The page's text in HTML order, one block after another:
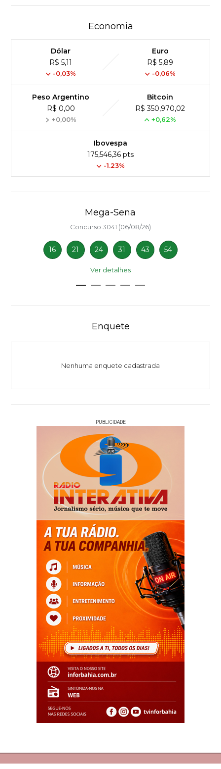
Economia
Dólar
R$ 5,11
-0,03%
Euro
R$ 5,89
-0,06%
Peso Argentino
R$ 0,00
+0,00%
Bitcoin
R$ 350,970,02
+0,62%
Ibovespa
175,546,36 pts
-1.23%
Mega-Sena
Concurso 3041 (06/08/26)
16 21 24 31 43 54
Ver detalhes
Enquete
Nenhuma enquete cadastrada
PUBLICIDADE